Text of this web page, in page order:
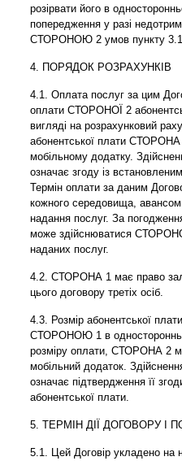
розірвати його в
попередження у разі
СТОРОНОЮ 2 умов пункту
4. ПОРЯДОК РОЗРАХУНКІВ
4.1. Оплата послуг за цим
оплати СТОРОНОЇ 2
вигляді на розрахунковий
абонентської плати СТОРОНА
мобільному додатку.
означає згоду із
Термін оплати за даним
кожного середовища,
надання послуг. За
може здійснюватися
наданих послуг.
4.2. СТОРОНА 1 має право
цього договору третіх осіб.
4.3. Розмір абонентської
СТОРОНОЮ 1 в
розміру оплати, СТОРОНА 2
мобільний додаток.
означає підтвердження її
абонентської плати.
5. ТЕРМІН ДІЇ ДОГОВОРУ І
5.1. Цей Договір укладено на